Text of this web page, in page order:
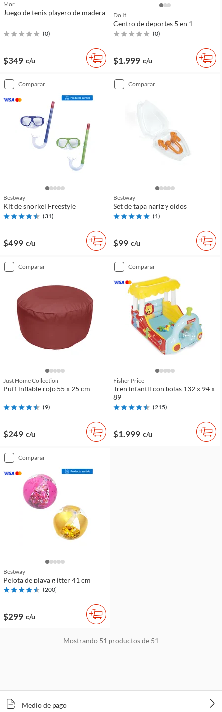
Mor
Juego de tenis playero de madera
(0)
$349 c/u
Do It
Centro de deportes 5 en 1
(0)
$1.999 c/u
comparar
Bestway
Kit de snorkel Freestyle
(31)
$499 c/u
comparar
Bestway
Set de tapa nariz y oidos
(1)
$99 c/u
comparar
Just Home Collection
Puff inflable rojo 55 x 25 cm
(9)
$249 c/u
comparar
Fisher Price
Tren infantil con bolas 132 x 94 x
89
(215)
$1.999 c/u
comparar
Bestway
Pelota de playa glitter 41 cm
(200)
$299 c/u
Mostrando 51 productos de 51
Medio de pago